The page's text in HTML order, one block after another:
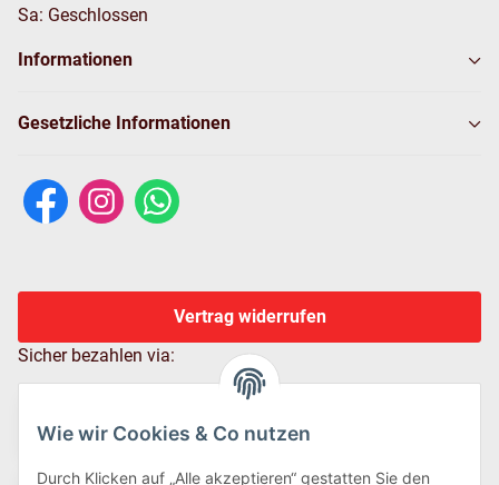
Wie wir Cookies & Co nutzen
Durch Klicken auf „Alle akzeptieren“ gestatten Sie den
Sa: Geschlossen
Informationen
Gesetzliche Informationen
Vertrag widerrufen
Sicher bezahlen via: